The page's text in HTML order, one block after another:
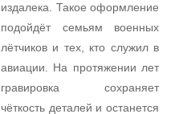
издалека. Такое оформление
подойдёт семьям военных
лётчиков и тех, кто служил в
авиации. На протяжении лет
гравировка сохраняет
чёткость деталей и останется